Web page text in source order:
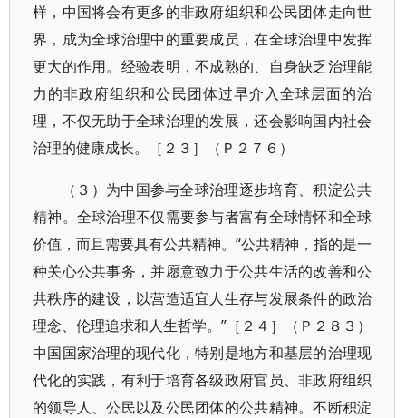
样，中国将会有更多的非政府组织和公民团体走向世
界，成为全球治理中的重要成员，在全球治理中发挥
更大的作用。经验表明，不成熟的、自身缺乏治理能
力的非政府组织和公民团体过早介入全球层面的治
理，不仅无助于全球治理的发展，还会影响国内社会
治理的健康成长。［２３］（Ｐ２７６）
（３）为中国参与全球治理逐步培育、积淀公共
精神。全球治理不仅需要参与者富有全球情怀和全球
价值，而且需要具有公共精神。“公共精神，指的是一
种关心公共事务，并愿意致力于公共生活的改善和公
共秩序的建设，以营造适宜人生存与发展条件的政治
理念、伦理追求和人生哲学。”［２４］（Ｐ２８３）
中国国家治理的现代化，特别是地方和基层的治理现
代化的实践，有利于培育各级政府官员、非政府组织
的领导人、公民以及公民团体的公共精神。不断积淀